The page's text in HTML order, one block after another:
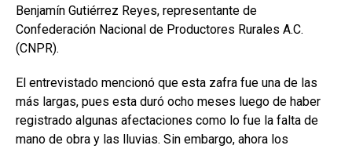
Benjamín Gutiérrez Reyes, representante de
Confederación Nacional de Productores Rurales A.C.
(CNPR).
El entrevistado mencionó que esta zafra fue una de las
más largas, pues esta duró ocho meses luego de haber
registrado algunas afectaciones como lo fue la falta de
mano de obra y las lluvias. Sin embargo, ahora los